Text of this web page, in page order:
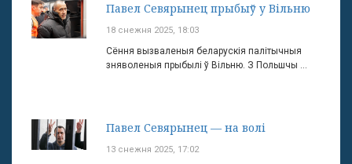
Павел Севярынец прыбыў у Вільню
18 снежня 2025, 18:03
Сёння вызваленыя беларускія палітычныя
зняволеныя прыбылі ў Вільню. З Польшчы ...
Павел Севярынец — на волі
13 снежня 2025, 17:02